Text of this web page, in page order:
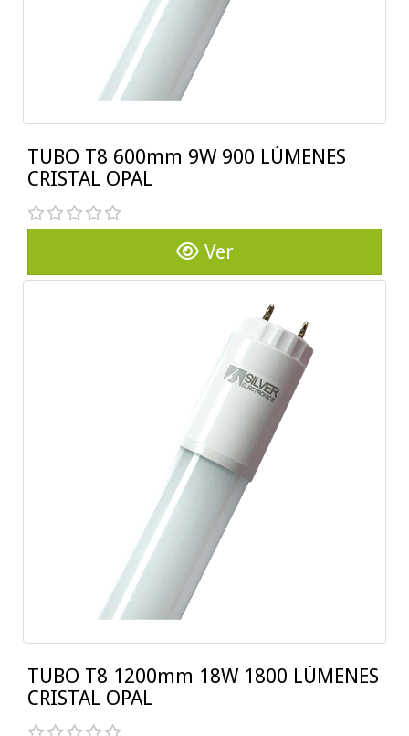
TUBO T8 600mm 9W 900 LÚMENES
CRISTAL OPAL
Ver
TUBO T8 1200mm 18W 1800 LÚMENES
CRISTAL OPAL